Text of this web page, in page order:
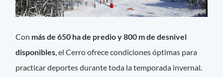
Con más de 650 ha de predio y 800 m de desnivel
disponibles, el Cerro ofrece condiciones óptimas para
practicar deportes durante toda la temporada invernal.